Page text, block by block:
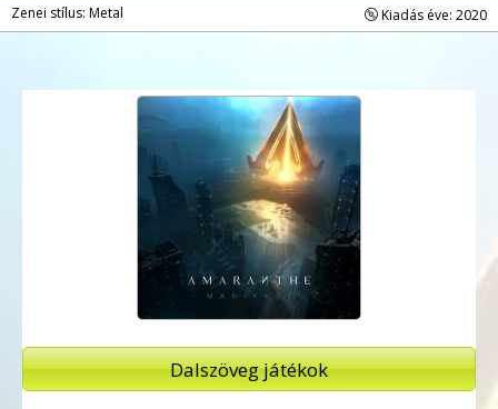
Zenei stílus: Metal Kiadás éve: 2020
Dalszöveg játékok